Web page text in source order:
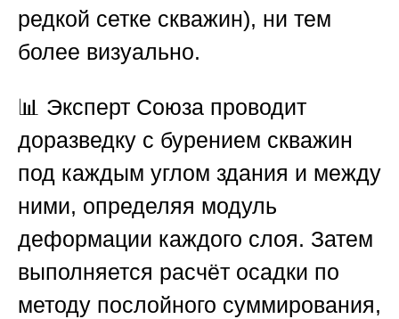
редкой сетке скважин), ни тем
более визуально.
📊 Эксперт Союза проводит
доразведку с бурением скважин
под каждым углом здания и между
ними, определяя модуль
деформации каждого слоя. Затем
выполняется расчёт осадки по
методу послойного суммирования,